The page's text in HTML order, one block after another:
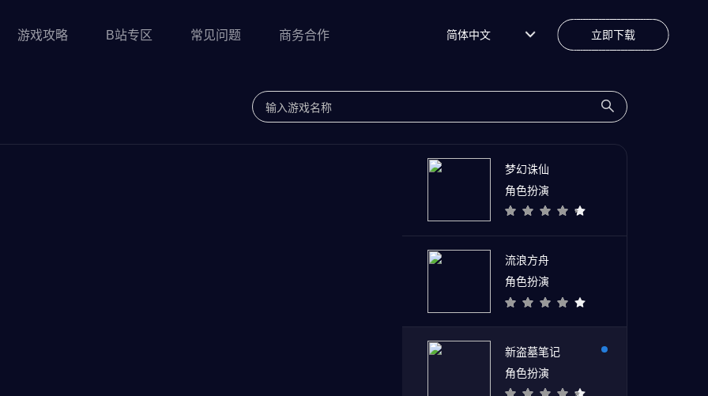
游戏攻略 B站专区 常见问题 商务合作 简体中文 立即下载
梦幻诛仙
角色扮演
流浪方舟
角色扮演
新盗墓笔记
角色扮演